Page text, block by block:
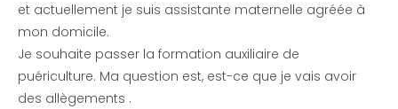
et actuellement je suis assistante maternelle agréée à
mon domicile.
Je souhaite passer la formation auxiliaire de
puériculture. Ma question est, est-ce que je vais avoir
des allègements .